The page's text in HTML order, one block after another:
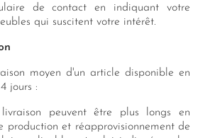
de contact en indiquant votre
qui suscitent votre intérêt.
moyen d'un article disponible en
jours :
peuvent être plus longs en
production et réapprovisionnement de